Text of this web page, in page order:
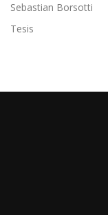
Sebastian Borsotti
Tesis